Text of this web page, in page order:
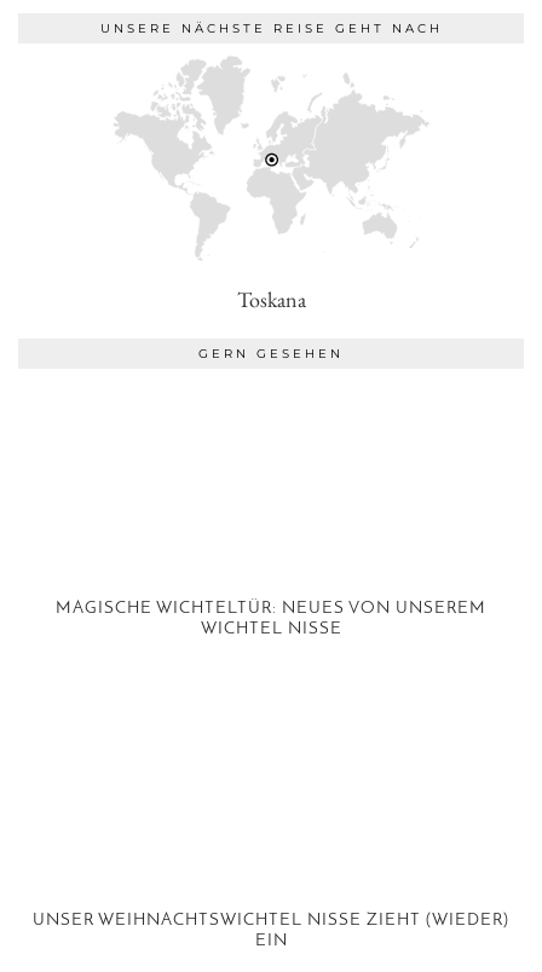
UNSERE NÄCHSTE REISE GEHT NACH
Toskana
GERN GESEHEN
MAGISCHE WICHTELTÜR: NEUES VON UNSEREM
WICHTEL NISSE
UNSER WEIHNACHTSWICHTEL NISSE ZIEHT (WIEDER)
EIN